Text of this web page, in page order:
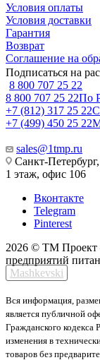
Условия оплаты
Условия доставки
Гарантия
Возврат
Соглашение на
Подписаться на
8 800 707 25 22
8 800 707 25 22По
+7 (812) 317 25 22
+7 (499) 450 25 22
sales@1tmp.ru
Санкт-
1 этаж, офис 106
Вконтакте
Telegram
Pinterest
2026 © ТМ Проект
предприятий
Mashkevski
Вся информация,
является публичной
Гражданского кодекса
изменения в
товаров без